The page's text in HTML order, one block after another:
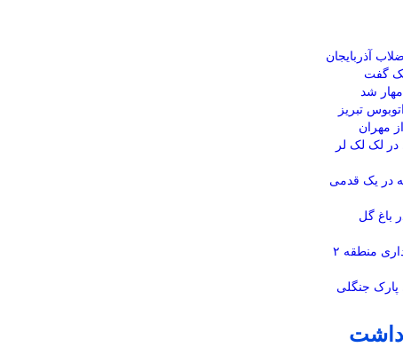
آذربایجان
گفت
شد
اتوبوس تبریز
مهران
لک لک لر
در یک قدمی
باغ گل
کانال ملاصدرا توسط شهرداری منطقه ۲
جنگلی